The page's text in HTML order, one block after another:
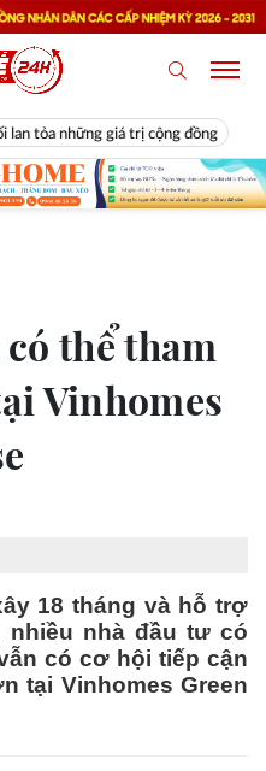
cộng đồng Diễn biến bất
thể tham
Vinhomes
18 tháng và hỗ trợ
nhiều nhà đầu tư có
có cơ hội tiếp cận
tại Vinhomes Green